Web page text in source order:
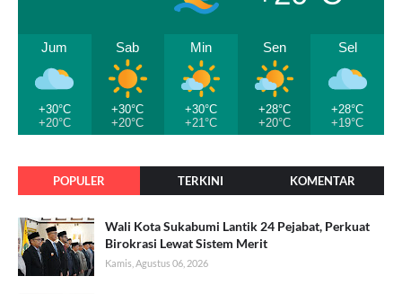
Jum
+30°C
+20°C
Sab
+30°C
+20°C
Min
+30°C
+21°C
Sen
+28°C
+20°C
Sel
+28°C
+19°C
POPULER TERKINI KOMENTAR
Wali Kota Sukabumi Lantik 24 Pejabat, Perkuat
Birokrasi Lewat Sistem Merit
Kamis, Agustus 06, 2026